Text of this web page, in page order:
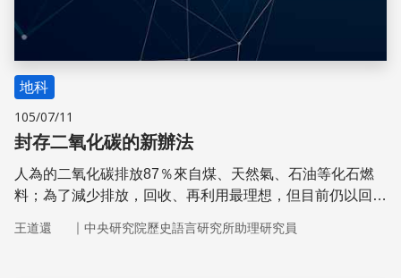
地科
105/07/11
封存二氧化碳的新辦法
人為的二氧化碳排放87％來自煤、天然氣、石油等化石燃
料；為了減少排放，回收、再利用最理想，但目前仍以回
王道還 ｜ 中央研究院歷史語言研究所助理研究員